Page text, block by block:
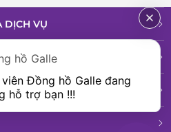
DỊCH VỤ
hồ Galle
viên Đồng hồ Galle đang
hỗ trợ bạn !!!